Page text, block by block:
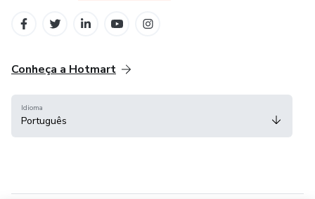
Conheça a Hotmart
Idioma
Português